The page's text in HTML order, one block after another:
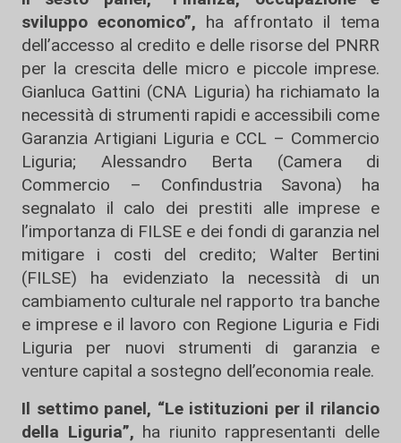
sviluppo economico”, ha affrontato il tema
dell’accesso al credito e delle risorse del PNRR
per la crescita delle micro e piccole imprese.
Gianluca Gattini (CNA Liguria) ha richiamato la
necessità di strumenti rapidi e accessibili come
Garanzia Artigiani Liguria e CCL – Commercio
Liguria; Alessandro Berta (Camera di
Commercio – Confindustria Savona) ha
segnalato il calo dei prestiti alle imprese e
l’importanza di FILSE e dei fondi di garanzia nel
mitigare i costi del credito; Walter Bertini
(FILSE) ha evidenziato la necessità di un
cambiamento culturale nel rapporto tra banche
e imprese e il lavoro con Regione Liguria e Fidi
Liguria per nuovi strumenti di garanzia e
venture capital a sostegno dell’economia reale.
Il settimo panel, “Le istituzioni per il rilancio
della Liguria”, ha riunito rappresentanti delle